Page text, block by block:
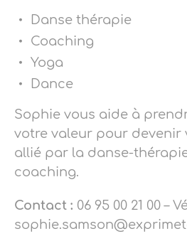
Danse thérapie
Coaching
Yoga
Dance
Sophie vous aide à
votre valeur pour devenir
allié par la danse-
coaching.
Contact : 06 95 00 21 00 –